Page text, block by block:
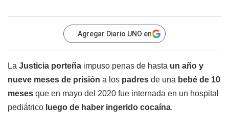
Agregar Diario UNO en
La Justicia porteña impuso penas de hasta un año y
nueve meses de prisión a los padres de una bebé de 10
meses que en mayo del 2020 fue internada en un hospital
pediátrico luego de haber ingerido cocaína.